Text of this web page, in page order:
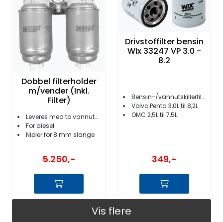
Dobbel filterholder
m/vender (Inkl.
Filter)
Leveres med to vannutskillerfilter
For diesel
Nipler for 8 mm slange
5.250,-
Drivstoffilter bensin
Wix 33247 VP 3.0 -
8.2
Bensin-/vannutskillerfilter
Volvo Penta 3,0L til 8,2L
OMC 2,5L til 7,5L
349,-
Vis flere